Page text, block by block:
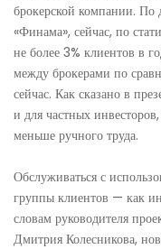
брокерской компании.
«Финама», сейчас, по
не более 3% клиентов в
между брокерами по
сейчас. Как сказано в
и для частных
меньше ручного труда.
Обслуживаться с
группы клиентов — как
словам руководителя
Дмитрия Колесникова,